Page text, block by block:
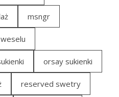
msngr
orsay sukienki
reserved swetry